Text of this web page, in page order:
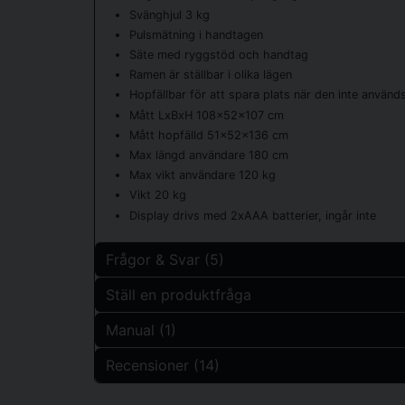
Svänghjul 3 kg
Pulsmätning i handtagen
Säte med ryggstöd och handtag
Ramen är ställbar i olika lägen
Hopfällbar för att spara plats när den inte används
Mått LxBxH 108x52x107 cm
Mått hopfälld 51x52x136 cm
Max längd användare 180 cm
Max vikt användare 120 kg
Vikt 20 kg
Display drivs med 2xAAA batterier, ingår inte
Frågor & Svar (5)
Krävs det el eller batterier och varför i så fall?
Butiken svarade
Ställ en produktfråga
question
Fråga oss något om denna produkten...
Manual (1)
25824.cs.sv.pdf
Recensioner (14)